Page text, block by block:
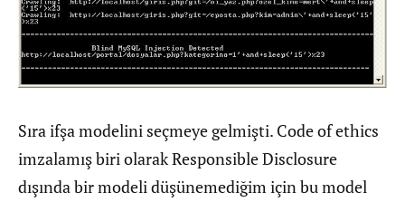
Sıra ifşa modelini seçmeye gelmişti. Code of ethics
imzalamış biri olarak Responsible Disclosure
dışında bir modeli düşünemediğim için bu model